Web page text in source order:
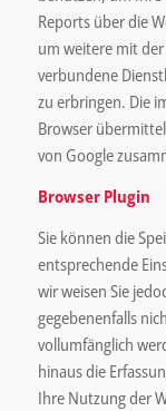
Reports über die
um weitere mit
verbundene
zu erbringen. Die
Browser
von Google
Browser Plugin
Sie können die
entsprechende
wir weisen Sie
gegebenenfalls
vollumfänglich
hinaus die
Ihre Nutzung der